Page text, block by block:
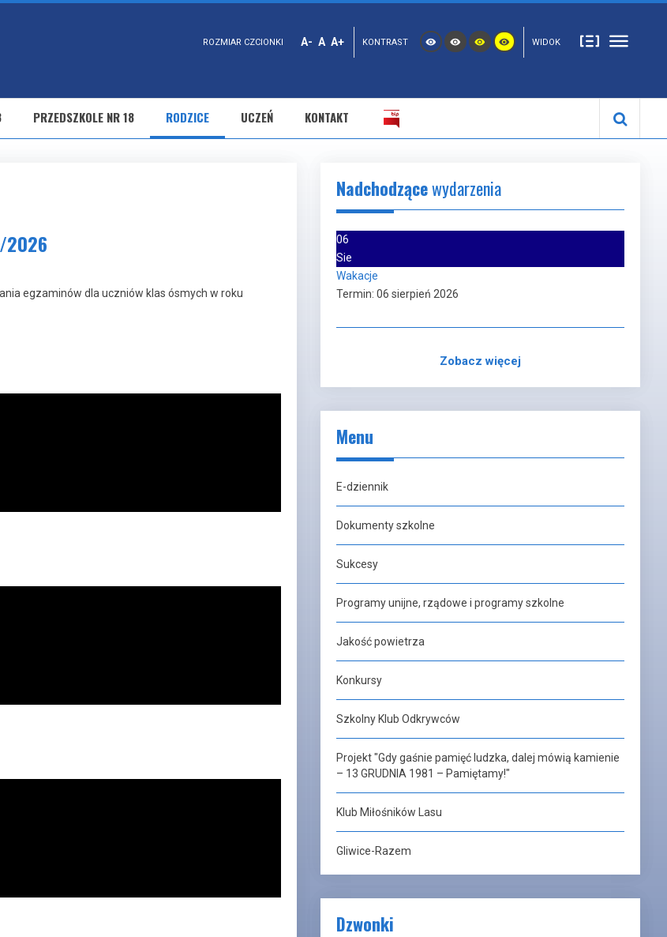
ROZMIAR CZCIONKI A- A A+ KONTRAST WIDOK
PRZEDSZKOLE NR 18 RODZICE UCZEŃ KONTAKT
2026
egzaminów dla uczniów klas ósmych w roku
Nadchodzącewydarzenia
06
Sie
Wakacje
Termin: 06 sierpień 2026
Zobacz więcej
Menu
E-dziennik
Dokumenty szkolne
Sukcesy
Programy unijne, rządowe i programy szkolne
Jakość powietrza
Konkursy
Szkolny Klub Odkrywców
Projekt "Gdy gaśnie pamięć ludzka, dalej mówią kamienie
– 13 GRUDNIA 1981 – Pamiętamy!"
Klub Miłośników Lasu
Gliwice-Razem
Dzwonki